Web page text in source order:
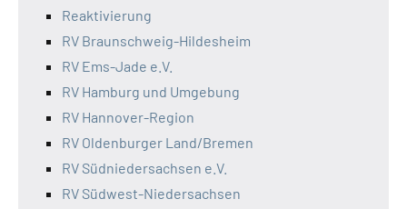
Reaktivierung
RV Braunschweig-Hildesheim
RV Ems-Jade e.V.
RV Hamburg und Umgebung
RV Hannover-Region
RV Oldenburger Land/Bremen
RV Südniedersachsen e.V.
RV Südwest-Niedersachsen